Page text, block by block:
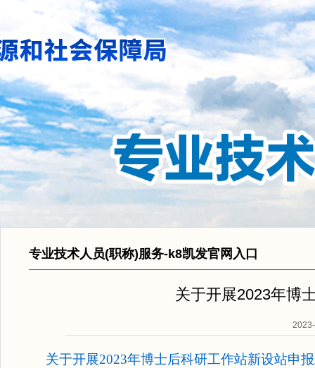
专业技术人员(职称)服务-k8凯发官网入口
关于开展2023年博
关于开展2023年博士后科研工作站新设站申